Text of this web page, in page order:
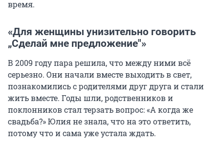
время.
«Для женщины унизительно говорить
„Сделай мне предложение"»
В 2009 году пара решила, что между ними всё
серьезно. Они начали вместе выходить в свет,
познакомились с родителями друг друга и стали
жить вместе. Годы шли, родственников и
поклонников стал терзать вопрос: «А когда же
свадьба?» Юлия не знала, что на это ответить,
потому что и сама уже устала ждать.